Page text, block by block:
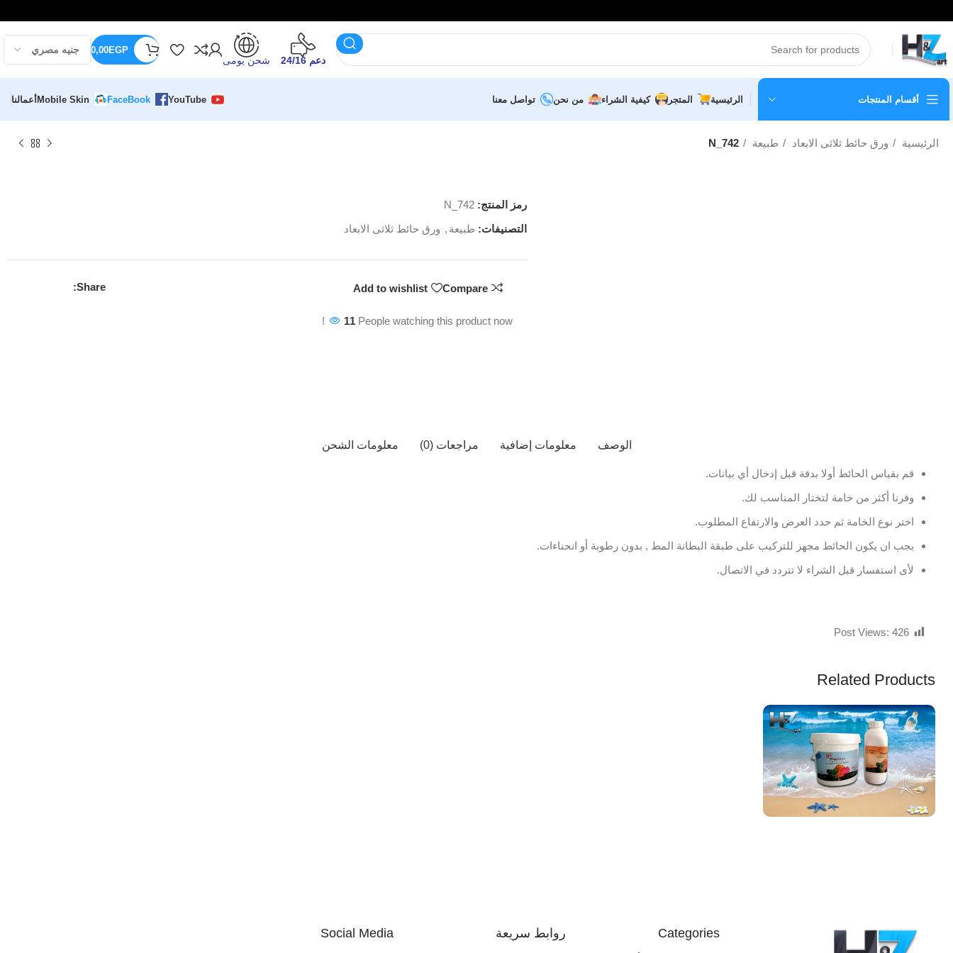
دعم 24/16 شحن يومى
0,00EGP
أقسام المنتجات الرئيسية المتجر كيفية الشراء من نحن تواصل معنا YouTube
FaceBook
Mobile Skinأعمالنا
الرئيسية ورق حائط ثلاثى الابعاد طبيعة N_742
رمز المنتج: N_742
التصنيفات: طبيعة , ورق حائط ثلاثى الابعاد
Compare
Add to wishlist
Share:
11 People watching this product now!
الوصف معلومات إضافية مراجعات (0) معلومات الشحن
قم بقياس الحائط أولا بدقة قبل إدخال أي بيانات.
وفرنا أكثر من خامة لتختار المناسب لك.
اختر نوع الخامة ثم حدد العرض والارتفاع المطلوب.
يجب ان يكون الحائط مجهز للتركيب على طبقة البطانة المط , بدون رطوبة أو انحناءات.
لأى استفسار قبل الشراء لا تتردد في الاتصال.
Post Views: 426
Related Products
Categories روابط سريعة Social Media